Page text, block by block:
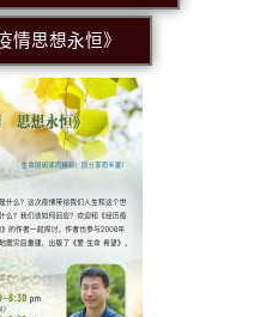
情思想永恒》